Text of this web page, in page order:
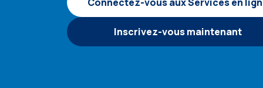
Inscrivez-vous maintenant